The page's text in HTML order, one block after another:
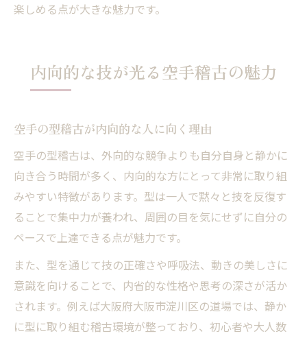
楽しめる点が大きな魅力です。
内向的な技が光る空手稽古の魅力
空手の型稽古が内向的な人に向く理由
空手の型稽古は、外向的な競争よりも自分自身と静かに
向き合う時間が多く、内向的な方にとって非常に取り組
みやすい特徴があります。型は一人で黙々と技を反復す
ることで集中力が養われ、周囲の目を気にせずに自分の
ペースで上達できる点が魅力です。
また、型を通じて技の正確さや呼吸法、動きの美しさに
意識を向けることで、内省的な性格や思考の深さが活か
されます。例えば大阪府大阪市淀川区の道場では、静か
に型に取り組む稽古環境が整っており、初心者や大人数